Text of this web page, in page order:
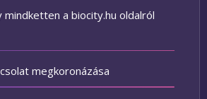
mindketten a biocity.hu oldalról
megkoronázása